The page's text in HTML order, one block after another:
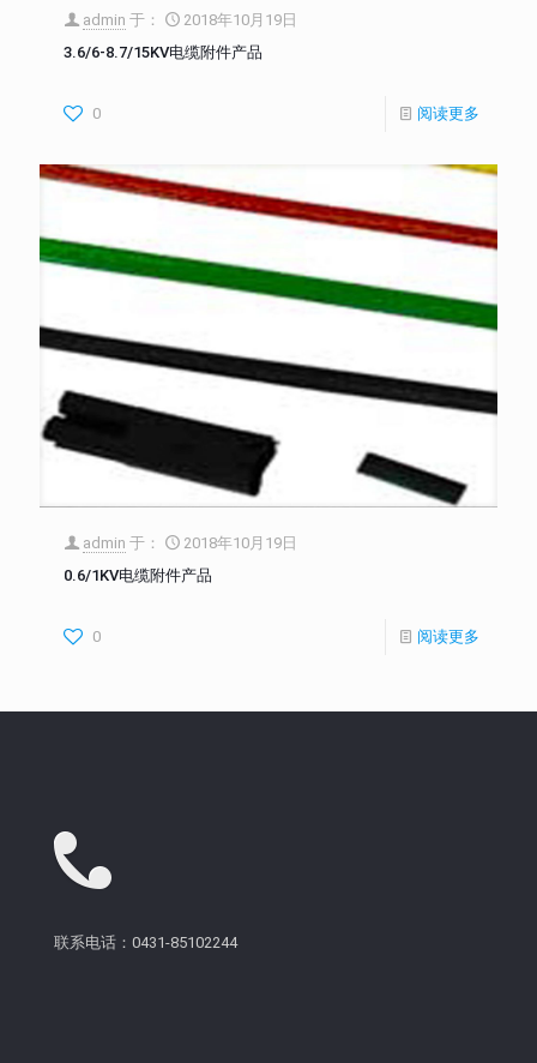
admin 于：
2018年10月19日
3.6/6-8.7/15KV电缆附件产品
0 阅读更多
admin 于：
2018年10月19日
0.6/1KV电缆附件产品
0 阅读更多
联系电话：0431-85102244